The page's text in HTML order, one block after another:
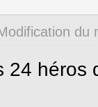
du
24 héros